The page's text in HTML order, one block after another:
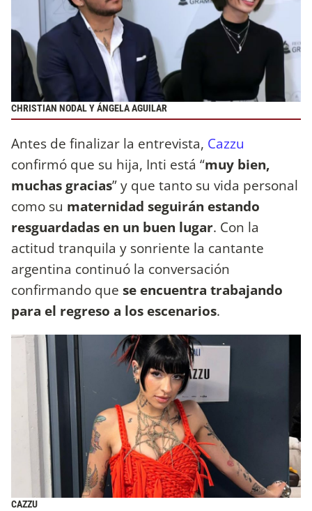
CHRISTIAN NODAL Y ÁNGELA AGUILAR
Antes de finalizar la entrevista, Cazzu
confirmó que su hija, Inti está “muy bien,
muchas gracias” y que tanto su vida personal
como su maternidad seguirán estando
resguardadas en un buen lugar. Con la
actitud tranquila y sonriente la cantante
argentina continuó la conversación
confirmando que se encuentra trabajando
para el regreso a los escenarios.
CAZZU